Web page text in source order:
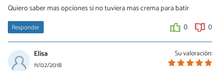
Quiero saber mas opciones si no tuviera mas crema para batir
Responder 0 0
Su valoración:
Elisa
11/02/2018